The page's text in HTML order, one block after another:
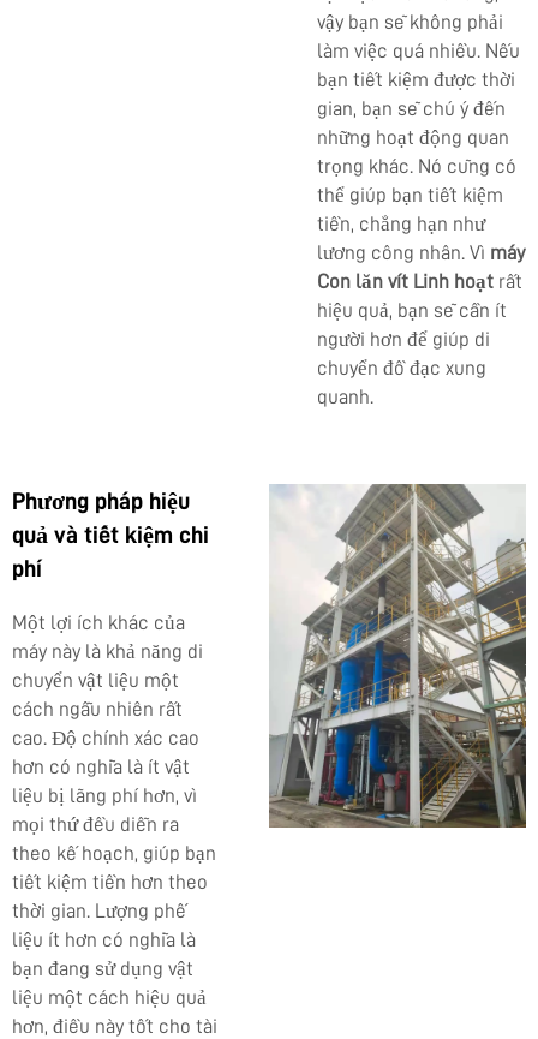
vậy bạn sẽ không phải
làm việc quá nhiều. Nếu
bạn tiết kiệm được thời
gian, bạn sẽ chú ý đến
những hoạt động quan
trọng khác. Nó cũng có
thể giúp bạn tiết kiệm
tiền, chẳng hạn như
lương công nhân. Vì máy
Con lăn vít Linh hoạt rất
hiệu quả, bạn sẽ cần ít
người hơn để giúp di
chuyển đồ đạc xung
quanh.
Phương pháp hiệu
quả và tiết kiệm chi
phí
Một lợi ích khác của
máy này là khả năng di
chuyển vật liệu một
cách ngẫu nhiên rất
cao. Độ chính xác cao
hơn có nghĩa là ít vật
liệu bị lãng phí hơn, vì
mọi thứ đều diễn ra
theo kế hoạch, giúp bạn
tiết kiệm tiền hơn theo
thời gian. Lượng phế
liệu ít hơn có nghĩa là
bạn đang sử dụng vật
liệu một cách hiệu quả
hơn, điều này tốt cho tài